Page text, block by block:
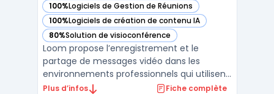
100%Logiciels de Gestion de Réunions
— voir Loom dans cette catégorie
100%Logiciels de création de contenu IA
— voir Loom dans cette catégorie
80%Solution de visioconférence
— voir Loom dans cette catégorie
Loom propose l’enregistrement et le
partage de messages vidéo dans les
environnements professionnels qui utilisent
la communication asynchrone. Dans de
Plus d’infos Fiche complète